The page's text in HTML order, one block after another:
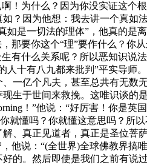
！为什么？因为你没实证这
？因为他想：我去讲一个真
是一切法的理体”，他真的是
那要你这个“理”要作什么？你
有什么关系呢？所以恶知识
十有八九都来批判”平实导师
一亿个凡夫，甚至总共有无
生于世间来救挽。这唯识谈
！”他说：“好厉害！你是
就懂吗？你就懂这意思吗？
、真正见道者，真正是圣位菩
说：“(全世界)全球佛教界搞
的。然后即使是我们之前有